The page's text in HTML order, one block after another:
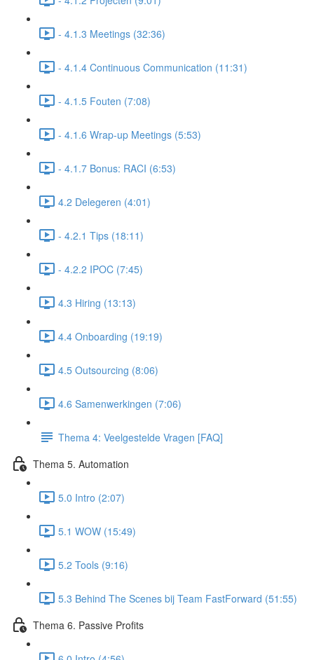
- 4.1.3 Meetings (32:36)
- 4.1.4 Continuous Communication (11:31)
- 4.1.5 Fouten (7:08)
- 4.1.6 Wrap-up Meetings (5:53)
- 4.1.7 Bonus: RACI (6:53)
4.2 Delegeren (4:01)
- 4.2.1 Tips (18:11)
- 4.2.2 IPOC (7:45)
4.3 Hiring (13:13)
4.4 Onboarding (19:19)
4.5 Outsourcing (8:06)
4.6 Samenwerkingen (7:06)
Thema 4: Veelgestelde Vragen [FAQ]
Thema 5. Automation
5.0 Intro (2:07)
5.1 WOW (15:49)
5.2 Tools (9:16)
5.3 Behind The Scenes bij Team FastForward (51:55)
Thema 6. Passive Profits